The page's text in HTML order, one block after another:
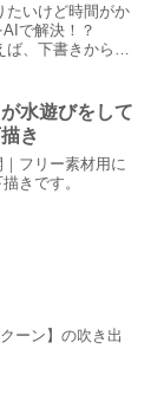
たいけど時間がか
で解決！？
、下書きから一
水遊びをして
き
フリー素材用に
きです。
ーン】の吹き出